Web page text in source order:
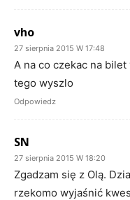
vho
27 sierpnia 2015 W 17:48
A na co czekac na
tego wyszlo
Odpowiedz
SN
27 sierpnia 2015 W 18:20
Zgadzam się z Olą.
rzekomo wyjaśnić